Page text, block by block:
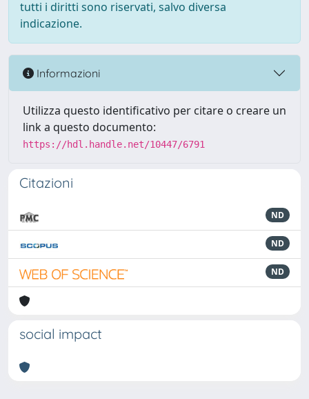
tutti i diritti sono riservati, salvo diversa
indicazione.
Informazioni
Utilizza questo identificativo per citare o creare un
link a questo documento:
https://hdl.handle.net/10447/6791
Citazioni
ND
ND
ND
social impact